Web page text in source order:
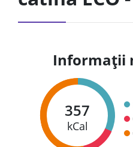
Informații
357
kCal